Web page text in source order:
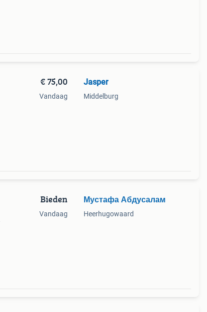
€ 75,00
Vandaag
Jasper
Middelburg
Bieden
Vandaag
Мустафа Абдусалам
Heerhugowaard